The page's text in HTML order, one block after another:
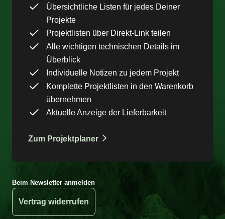
Übersichtliche Listen für jedes Deiner
Projekte
Projektlisten über Direkt-Link teilen
Alle wichtigen technischen Details im
Überblick
Individuelle Notizen zu jedem Projekt
Komplette Projektlisten in den Warenkorb
übernehmen
Aktuelle Anzeige der Lieferbarkeit
Zum Projektplaner
Beim Newsletter anmelden
Vertrag widerrufen